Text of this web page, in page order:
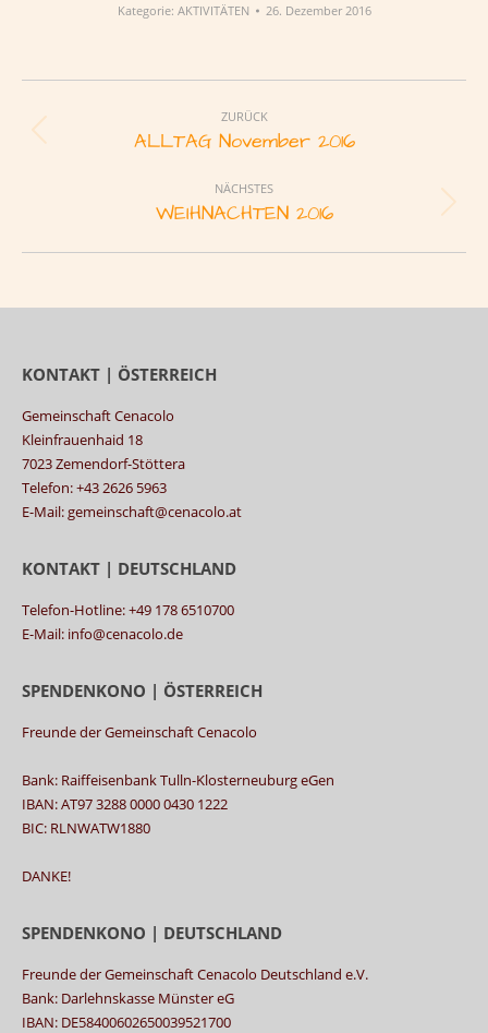
Kategorie: AKTIVITÄTEN 26. Dezember 2016
Navigation
ZURÜCK
Vorheriges
ALLTAG November 2016
NÄCHSTES
Nächstes
WEIHNACHTEN 2016
KONTAKT | ÖSTERREICH
Gemeinschaft Cenacolo
Kleinfrauenhaid 18
7023 Zemendorf-Stöttera
Telefon: +43 2626 5963
E-Mail: gemeinschaft@cenacolo.at
KONTAKT | DEUTSCHLAND
Telefon-Hotline: +49 178 6510700
E-Mail: info@cenacolo.de
SPENDENKONO | ÖSTERREICH
Freunde der Gemeinschaft Cenacolo
Bank: Raiffeisenbank Tulln-Klosterneuburg eGen
IBAN: AT97 3288 0000 0430 1222
BIC: RLNWATW1880
DANKE!
SPENDENKONO | DEUTSCHLAND
Freunde der Gemeinschaft Cenacolo Deutschland e.V.
Bank: Darlehnskasse Münster eG
IBAN: DE58400602650039521700